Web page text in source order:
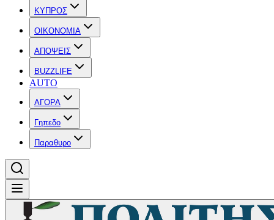
ΚΥΠΡΟΣ
OIKONOMIA
ΑΠΟΨΕΙΣ
BUZZLIFE
AUTO
ΑΓΟΡΑ
Γηπεδο
Παραθυρο